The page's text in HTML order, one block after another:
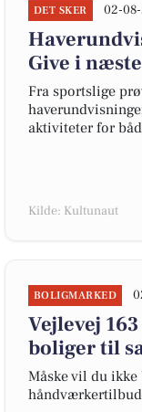
DET SKER 02-
Give i
Fra sportslige
aktiviteter for
Kilde: Kultunaut
BOLIGMARKED
Vejlevej
boliger til
Måske vil du